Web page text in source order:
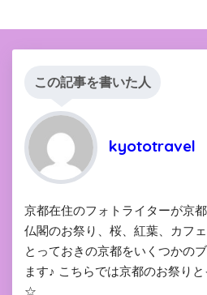
この記事を書いた人
kyototravel
京都在住のフォトライターが京
仏閣のお祭り、桜、紅葉、カフ
とっておきの京都をいくつかの
ます♪ こちらでは京都のお祭り
☆